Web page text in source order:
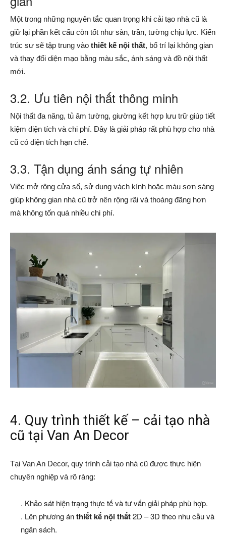
Một trong những nguyên tắc quan trọng khi cải tạo nhà cũ là
giữ lại phần kết cấu còn tốt như sàn, trần, tường chịu lực. Kiến
trúc sư sẽ tập trung vàothiết kế nội thất, bố trí lại không gian
và thay đổi diện mạo bằng màu sắc, ánh sáng và đồ nội thất
mới.
3.2. Ưu tiên nội thất thông minh
Nội thất đa năng, tủ âm tường, giường kết hợp lưu trữ giúp tiết
kiệm diện tích và chi phí. Đây là giải pháp rất phù hợp cho nhà
cũ có diện tích hạn chế.
3.3. Tận dụng ánh sáng tự nhiên
Việc mở rộng cửa sổ, sử dụng vách kính hoặc màu sơn sáng
giúp không gian nhà cũ trở nên rộng rãi và thoáng đãng hơn
mà không tốn quá nhiều chi phí.
4. Quy trình thiết kế – cải tạo nhà
cũ tại Van An Decor
Tại Van An Decor, quy trình cải tạo nhà cũ được thực hiện
chuyên nghiệp và rõ ràng:
. Khảo sát hiện trạng thực tế và tư vấn giải pháp phù hợp.
. Lên phương ánthiết kế nội thất2D – 3D theo nhu cầu và
ngân sách.